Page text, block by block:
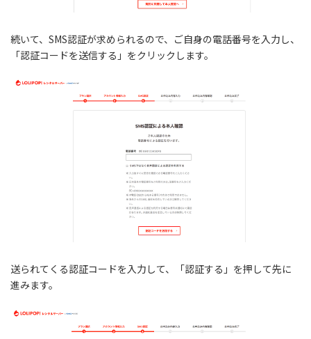
続いて、SMS認証が求められるので、ご自身の電話番号を入力し、
「認証コードを送信する」をクリックします。
送られてくる認証コードを入力して、「認証する」を押して先に
進みます。